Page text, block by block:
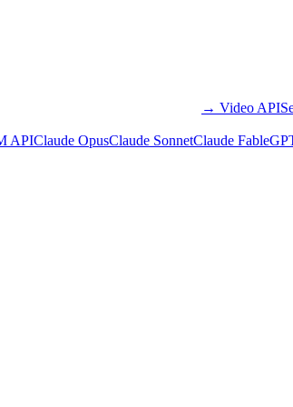
Video API
→
APIClaude OpusClaude SonnetClaude Fable